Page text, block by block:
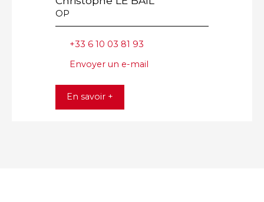
OP
+33 6 10 03 81 93
Envoyer un e-mail
En savoir +